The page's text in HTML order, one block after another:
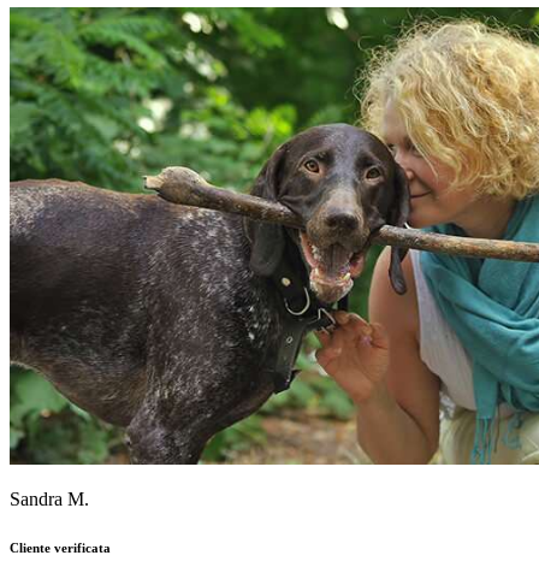
Sandra M.
Cliente verificata